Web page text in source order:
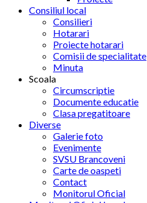
Consiliul local
Consilieri
Hotarari
Proiecte hotarari
Comisii de specialitate
Minuta
Scoala
Circumscriptie
Documente educatie
Clasa pregatitoare
Diverse
Galerie foto
Evenimente
SVSU Brancoveni
Carte de oaspeti
Contact
Monitorul Oficial